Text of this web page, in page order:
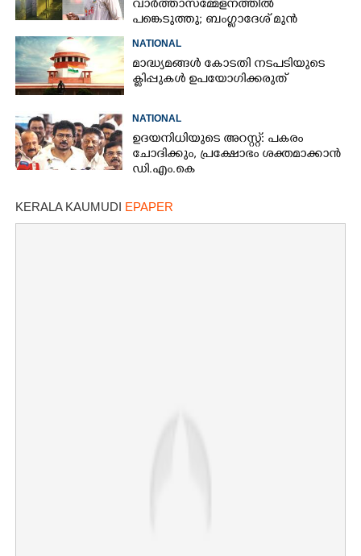
വാർത്താസമ്മേളനത്തിൽ
പങ്കെടുത്തു; ബംഗ്ലാദേശ് മുൻ
ബോംബേറ്
NATIONAL
മാദ്ധ്യമങ്ങൾ കോടതി നടപടിയുടെ
ക്ലിപ്പുകൾ ഉപയോഗിക്കരുത്
NATIONAL
ഉദയനിധിയുടെ അറസ്റ്റ്: പകരം
ചോദിക്കും,​ പ്രക്ഷോഭം ശക്തമാക്കാൻ
ഡി.എം.കെ
KERALA KAUMUDI EPAPER